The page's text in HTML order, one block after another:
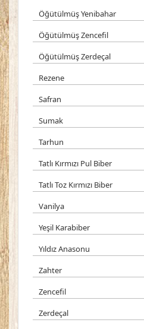
Öğütülmüş Yenibahar
Öğütülmüş Zencefil
Öğütülmüş Zerdeçal
Rezene
Safran
Sumak
Tarhun
Tatlı Kırmızı Pul Biber
Tatlı Toz Kırmızı Biber
Vanilya
Yeşil Karabiber
Yıldız Anasonu
Zahter
Zencefil
Zerdeçal